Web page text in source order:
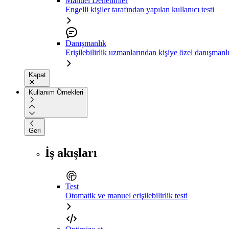
Engelli kişiler tarafından yapılan kullanıcı testi
Danışmanlık
Erişilebilirlik uzmanlarından kişiye özel
Kapat
Kullanım Örnekleri
Geri
İş akışları
Test
Otomatik ve manuel erişilebilirlik testi